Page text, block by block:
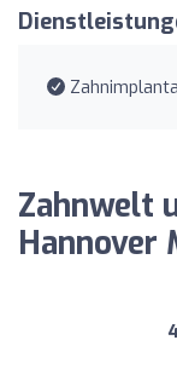
Zahnwelt
Hannover